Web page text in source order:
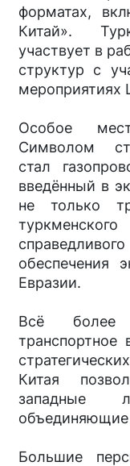
форматах,
Китай».
участвует в
структур с
Особое
Символом
стал
введённый в
не только
обеспечения
Евразии.
Всё более
транспортное
Китая
западные
Большие